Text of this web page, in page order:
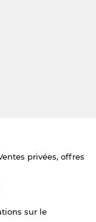
privées, offres
sur le